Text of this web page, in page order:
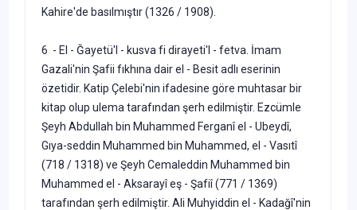
Kahire'de basılmıştır (1326 / 1908).
6 - El - Ğayetü'l - kusva fi dirayeti'l - fetva. İmam
Gazali'nin Şa­fii fıkhına dair el - Besit adlı eserinin
özetidir. Katip Çelebi'nin ifade­sine göre muhtasar bir
kitap olup ulema tarafından şerh edilmiştir. Ezcümle
Şeyh Abdullah bin Muhammed Ferganî el - Ubeydî,
Gıya-seddin Muhammed bin Muhammed, el - Vasıtî
(718 / 1318) ve Şeyh Cemaleddin Muhammed bin
Muhammed el - Aksarayî eş - Şafiî (771 / 1369)
tarafından şerh edilmiştir. Ali Muhyiddin el - Kadağî'nin